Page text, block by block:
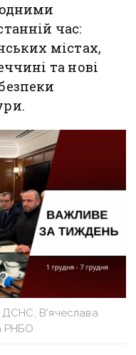
час:
містах,
та нові
ДСНС, В'ячеслава
РНБО